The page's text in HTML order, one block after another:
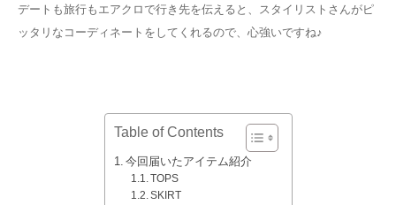
デートも旅行もエアクロで行き先を伝えると、スタイリストさんがピ
ッタリなコーディネートをしてくれるので、心強いですね♪
Table of Contents
今回届いたアイテム紹介
TOPS
SKIRT